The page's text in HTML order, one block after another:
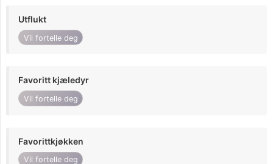
Utflukt
Vil fortelle deg
Favoritt kjæledyr
Vil fortelle deg
Favorittkjøkken
Vil fortelle deg